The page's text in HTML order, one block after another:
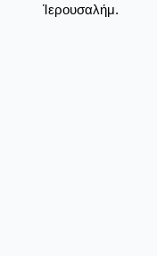
Ἱερουσαλήμ.